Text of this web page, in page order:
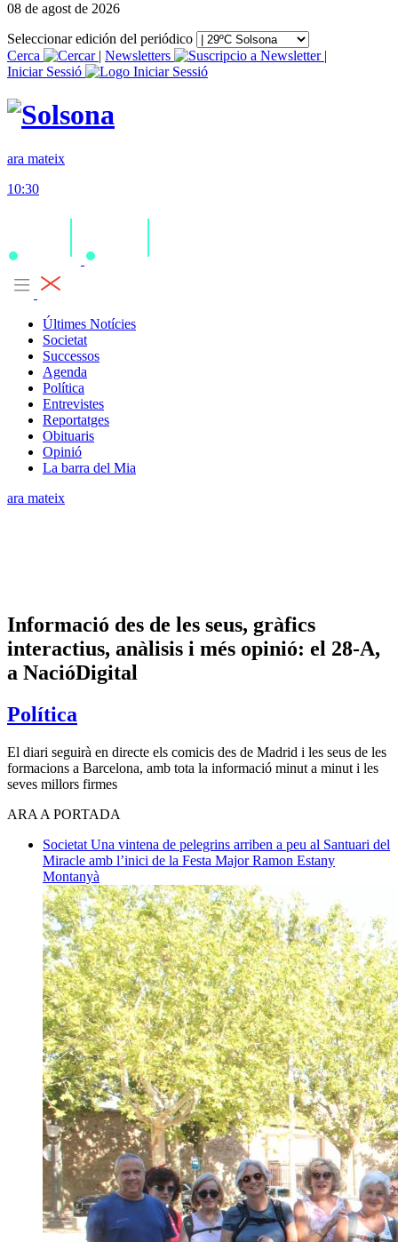
08 de agost de 2026
Seleccionar edición del periódico
Cerca
| Newsletters
|
Iniciar Sessió
ara mateix
10:30
Últimes Notícies
Societat
Successos
Agenda
Política
Entrevistes
Reportatges
Obituaris
Opinió
La barra del Mia
ara mateix
Informació des de les seus, gràfics
interactius, anàlisis i més opinió: el 28-A,
a NacióDigital
Política
El diari seguirà en directe els comicis des de Madrid i les seus de les
formacions a Barcelona, amb tota la informació minut a minut i les
seves millors firmes
ARA A PORTADA
Societat Una vintena de pelegrins arriben a peu al Santuari del
Miracle amb l’inici de la Festa MajorRamon Estany
Montanyà